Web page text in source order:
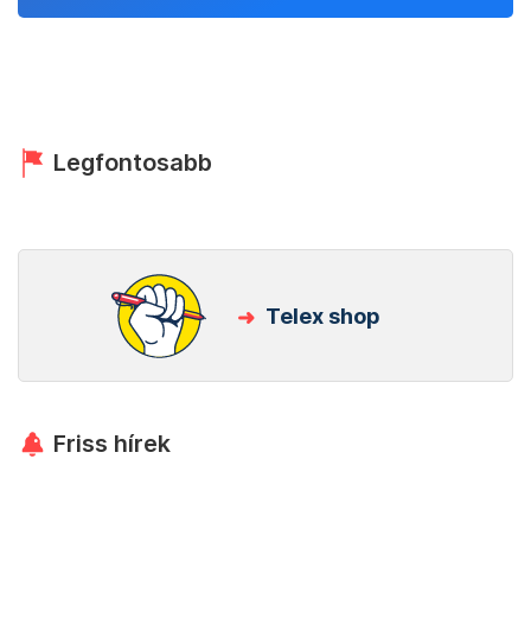
Legfontosabb
Telex shop
Friss hírek